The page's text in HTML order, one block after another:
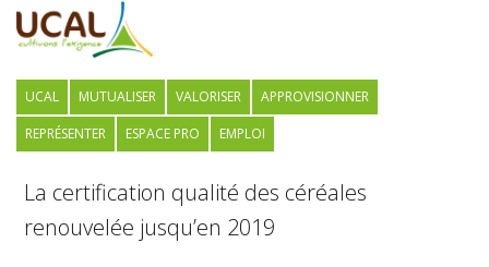
UCAL MUTUALISER VALORISER
APPROVISIONNER
REPRÉSENTER
ESPACE PRO EMPLOI
La certification qualité des céréales
renouvelée jusqu’en 2019